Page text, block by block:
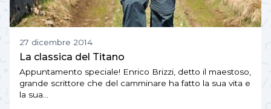
27 dicembre 2014
La classica del Titano
Appuntamento speciale! Enrico Brizzi, detto il maestoso,
grande scrittore che del camminare ha fatto la sua vita e
la sua…